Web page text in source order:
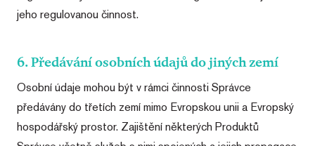
jeho regulovanou činnost.
6. Předávání osobních údajů do jiných zemí
Osobní údaje mohou být v rámci činnosti Správce
předávány do třetích zemí mimo Evropskou unii a Evropský
hospodářský prostor. Zajištění některých Produktů